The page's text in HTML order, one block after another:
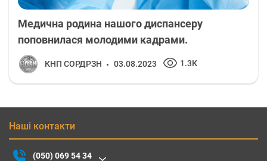
Медична родина нашого диспансеру
поповнилася молодими кадрами.
КНП СОРДРЗН 03.08.2023 1.3К
Наші контакти
(050) 069 54 34